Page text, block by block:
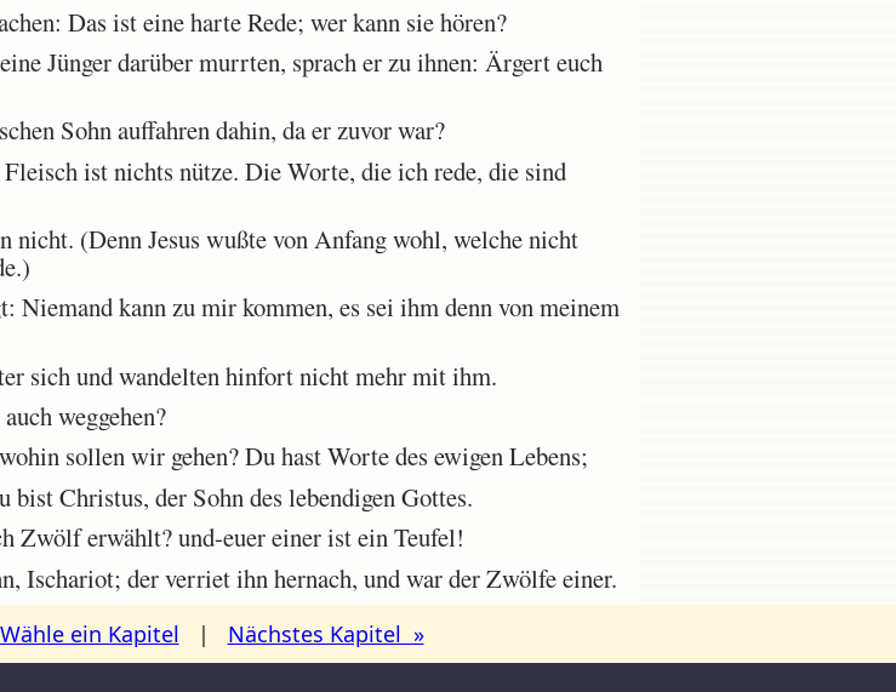
Das ist eine harte Rede; wer kann sie hören?
Jünger darüber murrten, sprach er zu ihnen: Ärgert euch
Sohn auffahren dahin, da er zuvor war?
ist nichts nütze. Die Worte, die ich rede, die sind
nicht. (Denn Jesus wußte von Anfang wohl, welche nicht
Niemand kann zu mir kommen, es sei ihm denn von meinem
sich und wandelten hinfort nicht mehr mit ihm.
weggehen?
sollen wir gehen? Du hast Worte des ewigen Lebens;
bist Christus, der Sohn des lebendigen Gottes.
Zwölf erwählt? und-euer einer ist ein Teufel!
Ischariot; der verriet ihn hernach, und war der Zwölfe einer.
Wähle ein Kapitel | Nächstes Kapitel »